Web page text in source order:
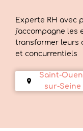
Experte RH avec
j'accompagne les
transformer leurs
et concurrentiels
Saint-
sur-Seine